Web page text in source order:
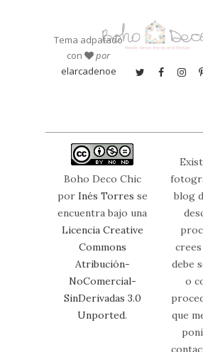
Tema adpatado
con
por
elarcadenoe
Boho Deco Chic
por Inés Torres se
encuentra bajo una
Licencia Creative
Commons
Atribución-
NoComercial-
SinDerivadas 3.0
Unported.
blog
debe
o
que